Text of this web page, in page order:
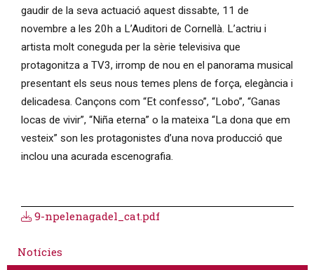
gaudir de la seva actuació aquest dissabte, 11 de
novembre a les 20h a L’Auditori de Cornellà. L’actriu i
artista molt coneguda per la sèrie televisiva que
protagonitza a TV3, irromp de nou en el panorama musical
presentant els seus nous temes plens de força, elegància i
delicadesa. Cançons com “Et confesso”, “Lobo”, “Ganas
locas de vivir”, “Niña eterna” o la mateixa “La dona que em
vesteix” son les protagonistes d’una nova producció que
inclou una acurada escenografia.
9-npelenagadel_cat.pdf
Notícies